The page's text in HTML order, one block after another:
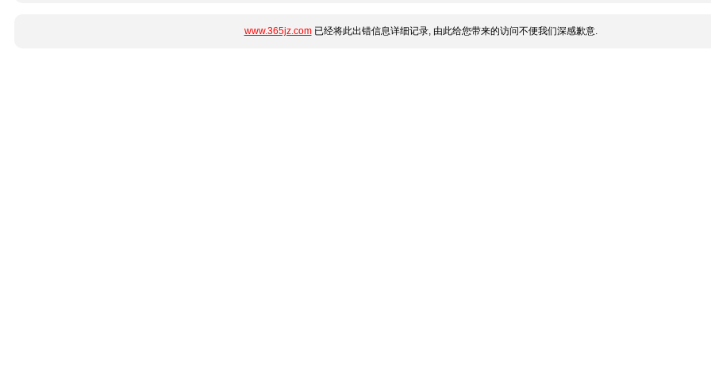
www.365jz.com已经将此出错信息详细记录, 由此给您带来的访问不便我们深感歉意.